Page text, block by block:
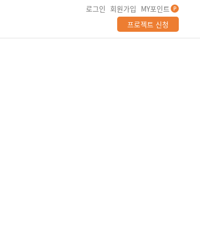
로그인 회원가입 MY포인트 P
프로젝트 신청